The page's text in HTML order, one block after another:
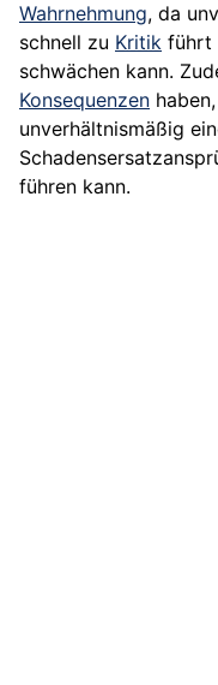
Wahrnehmung, da
schnell zu Kritik führt
schwächen kann.
Konsequenzen
unverhältnismäßig
führen kann.